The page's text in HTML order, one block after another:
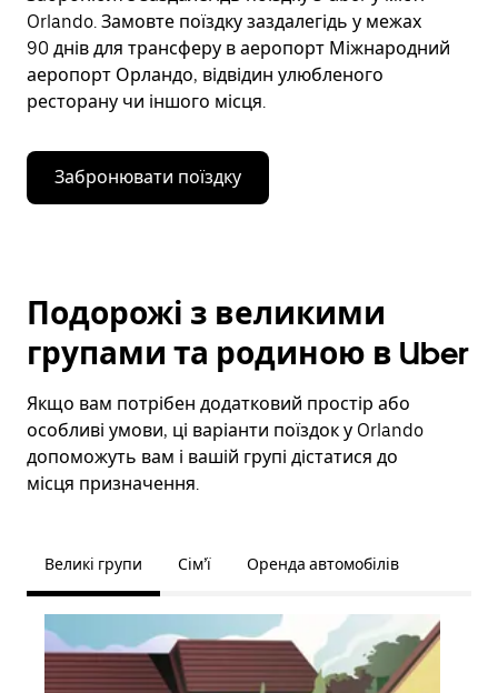
Orlando. Замовте поїздку заздалегідь у межах
90 днів для трансферу в аеропорт Міжнародний
аеропорт Орландо, відвідин улюбленого
ресторану чи іншого місця.
Забронювати поїздку
Подорожі з великими
групами та родиною в Uber
Якщо вам потрібен додатковий простір або
особливі умови, ці варіанти поїздок у Orlando
допоможуть вам і вашій групі дістатися до
місця призначення.
Великі групи Сім’ї Оренда автомобілів